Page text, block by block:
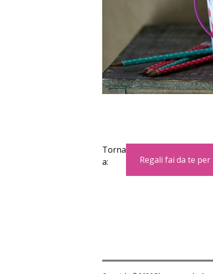
Torna
a:
Regali fai da te